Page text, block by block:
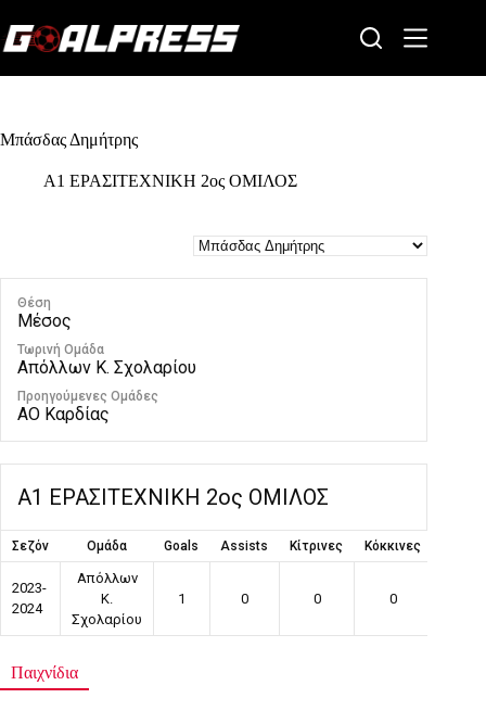
to
content
Μπάσδας Δημήτρης
Α1 ΕΡΑΣΙΤΕΧΝΙΚΗ 2ος ΟΜΙΛΟΣ
Θέση
Μέσος
Τωρινή Ομάδα
Απόλλων Κ. Σχολαρίου
Προηγούμενες Ομάδες
ΑΟ Καρδίας
Α1 ΕΡΑΣΙΤΕΧΝΙΚΗ 2ος ΟΜΙΛΟΣ
Σεζόν Ομάδα Goals Assists Κίτρινες Κόκκινες
2023-
2024
Απόλλων
Κ.
Σχολαρίου
1 0 0 0
Παιχνίδια